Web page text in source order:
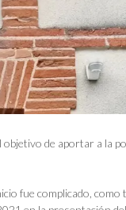
de aportar a la
fue complicado,